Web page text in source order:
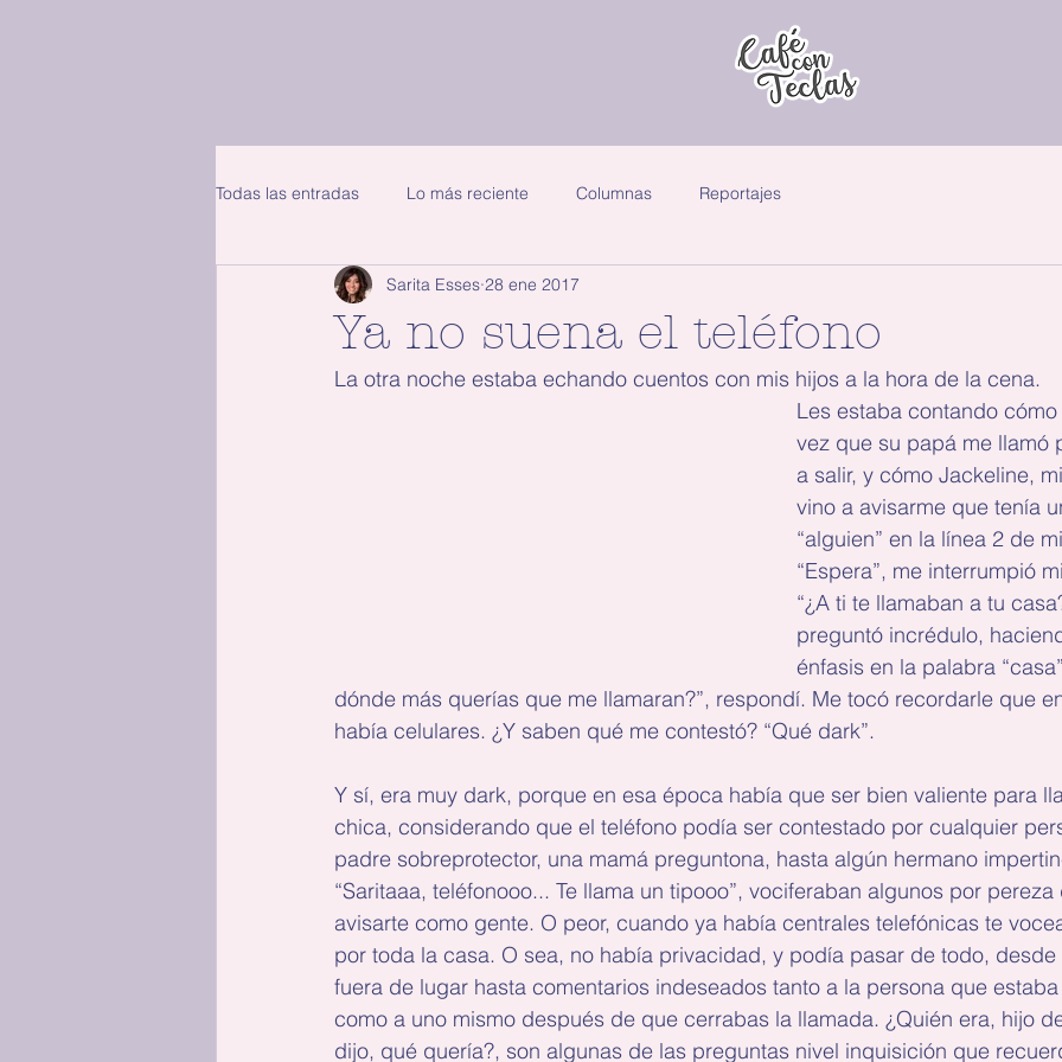
Todas las entradas Lo más reciente Columnas Reportajes
Ya no suena el teléfono
Sarita Esses 28 ene 2017
La otra noche estaba echando cuentos con mis hijos a la hora de la cena.
Les estaba contando
vez que su papá me llamó
a salir, y cómo Jackeline,
vino a avisarme que tenía
“alguien” en la línea 2 de
“Espera”, me interrumpió
“¿A ti te llamaban a tu
preguntó incrédulo,
énfasis en la palabra
dónde más querías que me llamaran?”, respondí. Me tocó recordarle que
había celulares. ¿Y saben qué me contestó? “Qué dark”.
Y sí, era muy dark, porque en esa época había que ser bien valiente para
chica, considerando que el teléfono podía ser contestado por cualquier
padre sobreprotector, una mamá preguntona, hasta algún hermano
“Saritaaa, teléfonooo... Te llama un tipooo”, vociferaban algunos por
avisarte como gente. O peor, cuando ya había centrales telefónicas te
por toda la casa. O sea, no había privacidad, y podía pasar de todo,
fuera de lugar hasta comentarios indeseados tanto a la persona que
como a uno mismo después de que cerrabas la llamada. ¿Quién era, hijo
dijo, qué quería?, son algunas de las preguntas nivel inquisición que